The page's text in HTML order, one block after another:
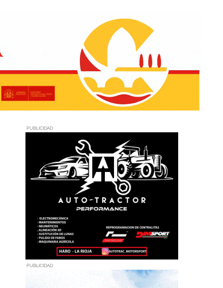
PUBLICIDAD
PUBLICIDAD